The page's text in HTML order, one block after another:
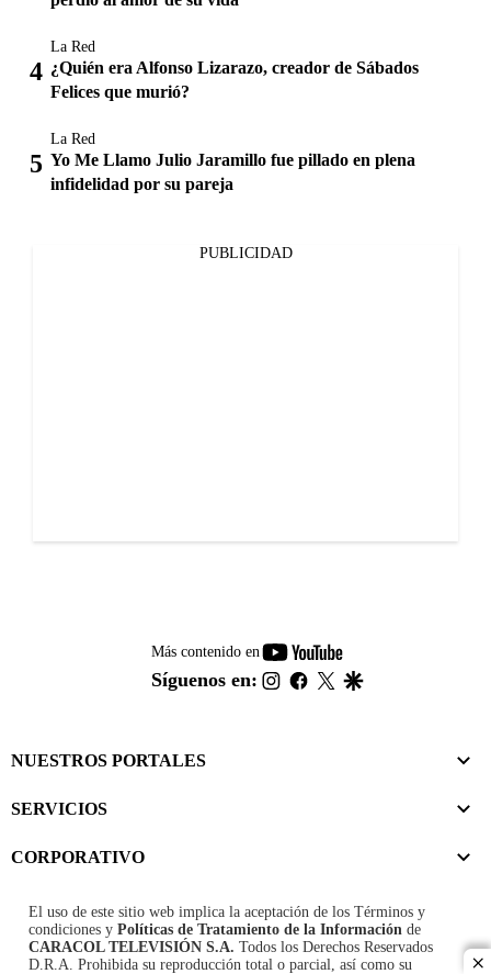
La Red
¿Quién era Alfonso Lizarazo, creador de Sábados
Felices que murió?
La Red
Yo Me Llamo Julio Jaramillo fue pillado en plena
infidelidad por su pareja
PUBLICIDAD
Más contenido en
youtube-
footer
Síguenos en: instagram
facebook
twitter
NUESTROS PORTALES
SERVICIOS
CORPORATIVO
El uso de este sitio web implica la aceptación de los Términos y
condiciones y Políticas de Tratamiento de la Información de
CARACOL TELEVISIÓN S.A. Todos los Derechos Reservados
D.R.A. Prohibida su reproducción total o parcial, así como su